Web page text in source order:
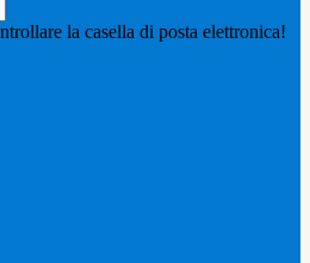
la casella di posta elettronica!